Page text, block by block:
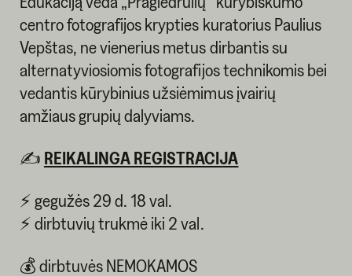
centro fotografijos krypties kuratorius Paulius
Vepštas, ne vienerius metus dirbantis su
alternatyviosiomis fotografijos technikomis bei
vedantis kūrybinius užsiėmimus įvairių
amžiaus grupių dalyviams.
✍ REIKALINGA REGISTRACIJA
⚡ gegužės 29 d. 18 val.
⚡ dirbtuvių trukmė iki 2 val.
💰 dirbtuvės NEMOKAMOS